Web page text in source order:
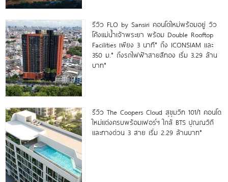
รีวิว FLO by Sansiri คอนโดใหม่พร้อมอยู่ วิว
โค้งแม่น้ำเจ้าพระยา พร้อม Double Rooftop
Facilities เพียง 3 นาที* ถึง ICONSIAM และ
350 ม.* ถึงรถไฟฟ้าสายสีทอง เริ่ม 3.29 ล้าน
บาท*
รีวิว The Coopers Cloud สุขุมวิท 101/1 คอนโด
ใหม่แต่งครบพร้อมเฟอร์ฯ ใกล้ BTS ปุณณวิถี
และทางด่วน 3 สาย เริ่ม 2.29 ล้านบาท*